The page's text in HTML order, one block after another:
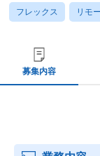
フレックス リモ
募集内容